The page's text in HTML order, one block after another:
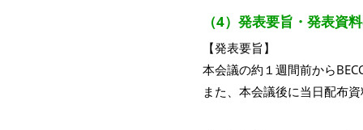
（4）発表要旨・発表資
【発表要旨】
本会議の約１週間前から
また、本会議後に当日配布